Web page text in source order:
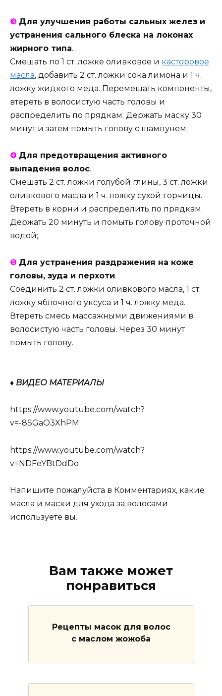
❸ Для улучшения работы сальных желез и
устранения сального блеска на локонах
жирного типа.
Смешать по 1 ст. ложке оливковое и касторовое
масла, добавить 2 ст. ложки сока лимона и 1 ч.
ложку жидкого меда. Перемешать компоненты,
втереть в волосистую часть головы и
распределить по прядкам. Держать маску 30
минут и затем помыть голову с шампунем;
❹ Для предотвращения активного
выпадения волос.
Смешать 2 ст. ложки голубой глины, 3 ст. ложки
оливкового масла и 1 ч. ложку сухой горчицы.
Втереть в корни и распределить по прядкам.
Держать 20 минуть и помыть голову проточной
водой;
❺ Для устранения раздражения на коже
головы, зуда и перхоти.
Соединить 2 ст. ложки оливкового масла, 1 ст.
ложку яблочного уксуса и 1 ч. ложку меда.
Втереть смесь массажными движениями в
волосистую часть головы. Через 30 минут
помыть голову.
♦ ВИДЕО МАТЕРИАЛЫ
https://www.youtube.com/watch?
v=-8SGaO3XhPM
https://www.youtube.com/watch?
v=NDFeYBtDdDo
Напишите пожалуйста в Комментариях, какие
масла и маски для ухода за волосами
используете вы.
Вам также может
понравиться
Рецепты масок для волос
с маслом жожоба